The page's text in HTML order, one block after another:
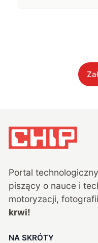
Portal
piszący o nauce i
motoryzacji,
krwi!
NA SKRÓTY